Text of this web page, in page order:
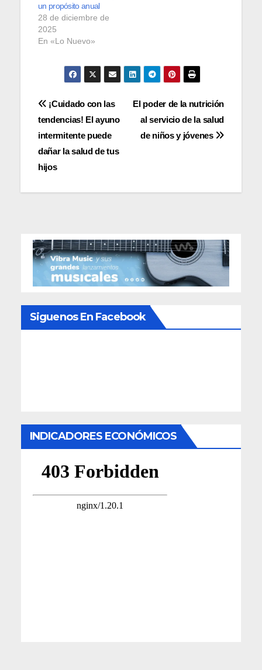
un propósito anual
28 de diciembre de
2025
En «Lo Nuevo»
Navegación
de
entradas
El poder de la nutrición
al servicio de la salud
de niños y jóvenes
¡Cuidado con las
tendencias! El ayuno
intermitente puede
dañar la salud de tus
hijos
Siguenos En Facebook
INDICADORES ECONÓMICOS